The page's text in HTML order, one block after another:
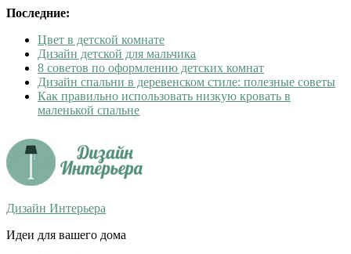
Последние:
Цвет в детской комнате
Дизайн детской для мальчика
8 советов по оформлению детских комнат
Дизайн спальни в деревенском стиле: полезные советы
Как правильно использовать низкую кровать в
маленькой спальне
Дизайн Интерьера
Идеи для вашего дома